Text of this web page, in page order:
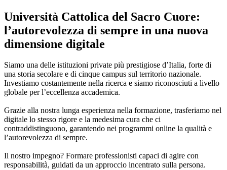
Università Cattolica del Sacro Cuore:
l’autorevolezza di sempre in una nuova
dimensione digitale
Siamo una delle istituzioni private più prestigiose d’Italia, forte di
una storia secolare e di cinque campus sul territorio nazionale.
Investiamo costantemente nella ricerca e siamo riconosciuti a livello
globale per l’eccellenza accademica.
Grazie alla nostra lunga esperienza nella formazione, trasferiamo nel
digitale lo stesso rigore e la medesima cura che ci
contraddistinguono, garantendo nei programmi online la qualità e
l’autorevolezza di sempre.
Il nostro impegno? Formare professionisti capaci di agire con
responsabilità, guidati da un approccio incentrato sulla persona.